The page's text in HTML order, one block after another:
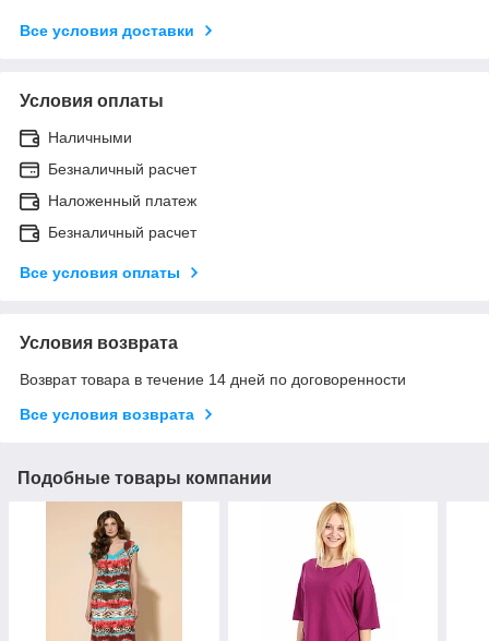
Все условия доставки
Условия оплаты
Наличными
Безналичный расчет
Наложенный платеж
Безналичный расчет
Все условия оплаты
Условия возврата
Возврат товара в течение 14 дней по договоренности
Все условия возврата
Подобные товары компании